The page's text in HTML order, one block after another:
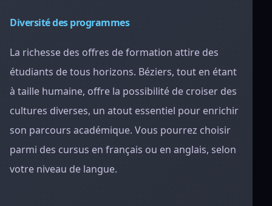
Diversité des programmes
La richesse des offres de formation attire des
étudiants de tous horizons. Béziers, tout en étant
à taille humaine, offre la possibilité de croiser des
cultures diverses, un atout essentiel pour enrichir
son parcours académique. Vous pourrez choisir
parmi des cursus en français ou en anglais, selon
votre niveau de langue.